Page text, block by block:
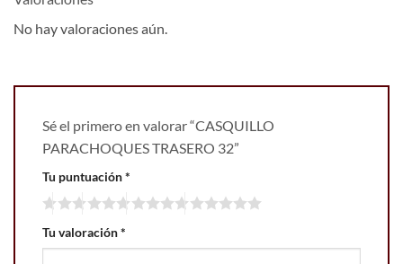
No hay valoraciones aún.
Sé el primero en valorar “CASQUILLO
PARACHOQUES TRASERO 32”
Tu puntuación*
Tu valoración*